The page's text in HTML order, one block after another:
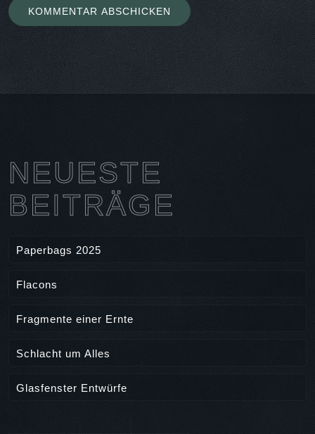
NEUESTE
BEITRÄGE
Paperbags 2025
Flacons
Fragmente einer Ernte
Schlacht um Alles
Glasfenster Entwürfe